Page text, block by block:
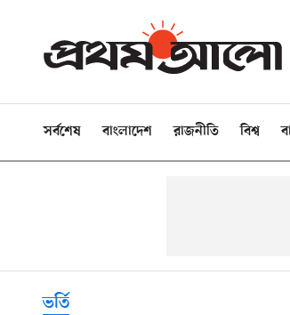
সর্বশেষ বাংলাদেশ রাজনীতি বিশ্ব
ভর্তি